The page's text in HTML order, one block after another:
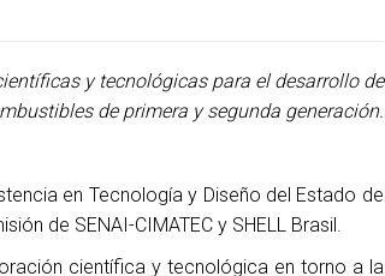
y tecnológicas para el desarrollo de
de primera y segunda generación.
en Tecnología y Diseño del Estado de
de SENAI-CIMATEC y SHELL Brasil.
científica y tecnológica en torno a la